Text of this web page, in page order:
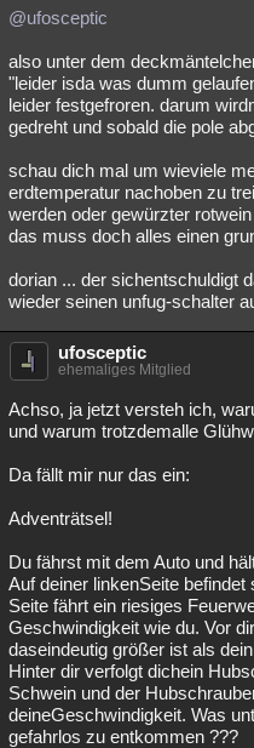
@ufosceptic
also unter dem
"leider isda was dumm
leider festgefroren. darum
gedreht und sobald die pole
schau dich mal um wieviele
erdtemperatur nachoben zu
werden oder gewürzter
das muss doch alles einen
dorian ... der sichentschuldigt
wieder seinen unfug-schalter
ufosceptic
ehemaliges Mitglied
Achso, ja jetzt versteh ich,
und warum trotzdemalle
Da fällt mir nur das ein:
Adventrätsel!
Du fährst mit dem Auto und
Auf deiner linkenSeite
Seite fährt ein riesiges
Geschwindigkeit wie du. Vor
daseindeutig größer ist als
Hinter dir verfolgt dichein
Schwein und der
deineGeschwindigkeit. Was
gefahrlos zu entkommen ???